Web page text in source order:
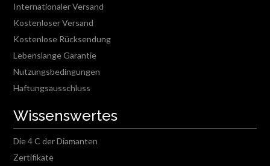
Internationaler Versand
Kostenloser Versand
Kostenlose Rücksendung
Lebenslange Garantie
Nutzungsbedingungen
Haftungsausschluss
Wissenswertes
Die 4 C der Diamanten
Zertifikate